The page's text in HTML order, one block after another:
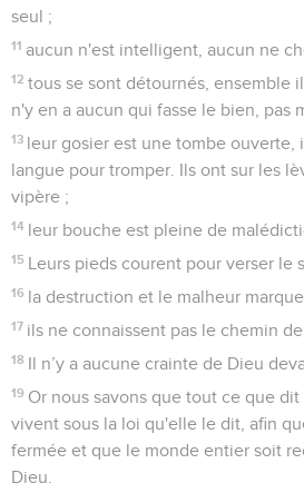
seul ;
11 aucun n'est intelligent, aucun ne
12 tous se sont détournés, ensemble
n'y en a aucun qui fasse le bien, pas
13 leur gosier est une tombe ouverte,
langue pour tromper. Ils ont sur les
vipère ;
14 leur bouche est pleine de
15 Leurs pieds courent pour verser le
16 la destruction et le malheur
17 ils ne connaissent pas le chemin de
18 Il n’y a aucune crainte de Dieu
19 Or nous savons que tout ce que
vivent sous la loi qu'elle le dit, afin
fermée et que le monde entier soit
Dieu.